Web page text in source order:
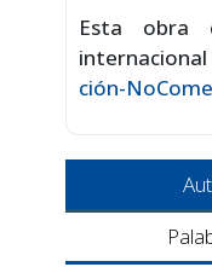
Esta obra
internacional
ción-